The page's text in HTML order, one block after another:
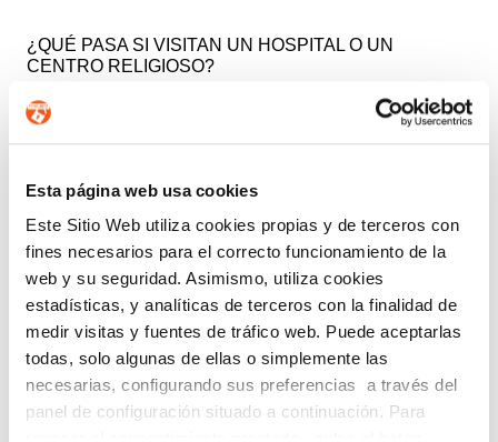
Esta página web usa cookies
Este Sitio Web utiliza cookies propias y de terceros con
fines necesarios para el correcto funcionamiento de la
web y su seguridad. Asimismo, utiliza cookies
estadísticas, y analíticas de terceros con la finalidad de
medir visitas y fuentes de tráfico web. Puede aceptarlas
todas, solo algunas de ellas o simplemente las
necesarias, configurando sus preferencias a través del
panel de configuración situado a continuación. Para
¿QUÉ PASA SI VISITAN UN HOSPITAL O UN
CENTRO RELIGIOSO?
Si se recogen esos datos, pueden usarse para
inferir información muy sensible sobre ti, lo que está
datos sin garantías sería ilegal.
En Forlopd mantenemos nuestro compromiso con
la privacidad de la información, ayudando a
empresas, profesionales y otras entidades a cumplir
con las normativas vigentes en materia de
protección de datos, acordes al RGPD y laLey
Orgánica de Protección de Datos Personales y
garantía de los derechos digitales.
Puedes solicitarnos unanálisis de cumplimiento